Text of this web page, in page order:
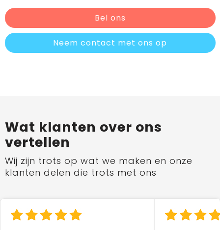
Bel ons
Neem contact met ons op
Wat klanten over ons
vertellen
Wij zijn trots op wat we maken en onze
klanten delen die trots met ons